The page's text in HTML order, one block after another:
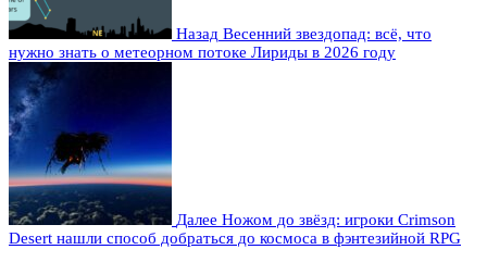
Назад Весенний звездопад: всё, что
нужно знать о метеорном потоке Лириды в 2026 году
Далее Ножом до звёзд: игроки Crimson
Desert нашли способ добраться до космоса в фэнтезийной RPG